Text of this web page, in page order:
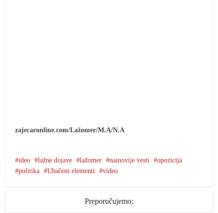
zajecaronline.com/Lažomer/M.A/N.A
ideo lažne dojave lažomer nainovije vesti
opozicija
politika
Ubačeni elementi video
Preporučujemo: